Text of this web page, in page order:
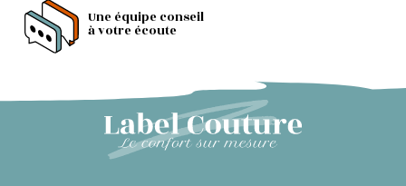
Une équipe conseil
à votre écoute